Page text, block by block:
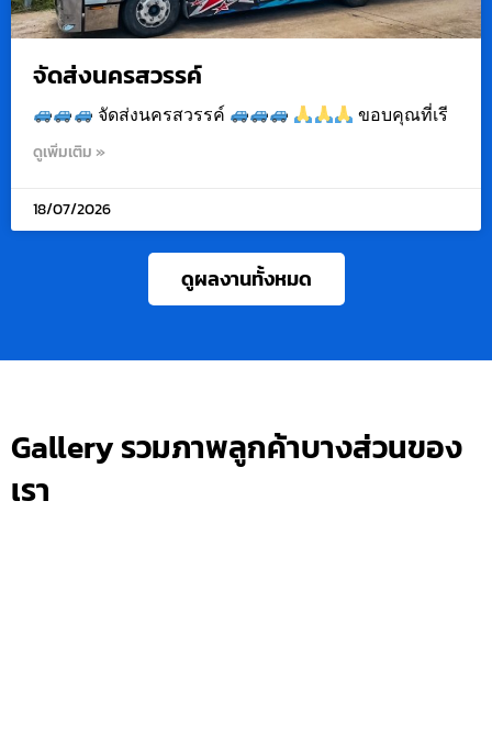
จัดส่งนครสวรรค์
จัดส่งนครสวรรค์ ขอบคุณที่เรี
ดูเพิ่มเติม »
18/07/2026
ดูผลงานทั้งหมด
Gallery รวมภาพลูกค้าบางส่วนของ
เรา